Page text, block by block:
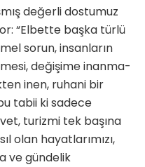
değerli dostumuz
“Elbette başka türlü
sorun, insanların
değişime inanma­
inen, ruhani bir
tabii ki sadece
turizmi tek başına
olan hayatlarımızı,
ve gündelik